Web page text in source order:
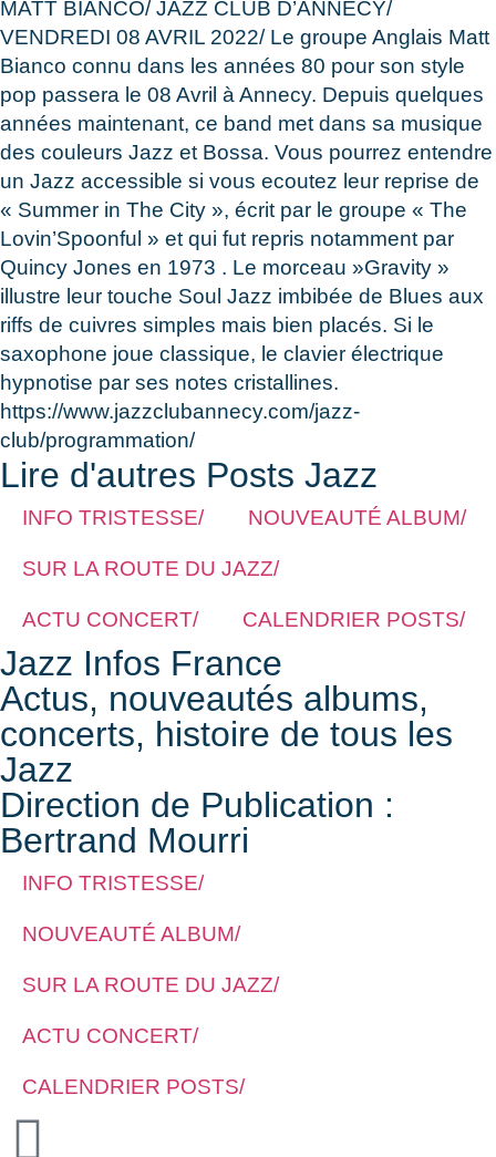
MATT BIANCO/ JAZZ CLUB D’ANNECY/
VENDREDI 08 AVRIL 2022/ Le groupe Anglais Matt
Bianco connu dans les années 80 pour son style
pop passera le 08 Avril à Annecy. Depuis quelques
années maintenant, ce band met dans sa musique
des couleurs Jazz et Bossa. Vous pourrez entendre
un Jazz accessible si vous ecoutez leur reprise de
« Summer in The City », écrit par le groupe « The
Lovin’Spoonful » et qui fut repris notamment par
Quincy Jones en 1973 . Le morceau »Gravity »
illustre leur touche Soul Jazz imbibée de Blues aux
riffs de cuivres simples mais bien placés. Si le
saxophone joue classique, le clavier électrique
hypnotise par ses notes cristallines.
https://www.jazzclubannecy.com/jazz-
club/programmation/
Lire d'autres Posts Jazz
INFO TRISTESSE/ NOUVEAUTÉ ALBUM/
SUR LA ROUTE DU JAZZ/
ACTU CONCERT/ CALENDRIER POSTS/
Jazz Infos France
Actus, nouveautés albums,
concerts, histoire de tous les
Jazz
Direction de Publication :
Bertrand Mourri
INFO TRISTESSE/
NOUVEAUTÉ ALBUM/
SUR LA ROUTE DU JAZZ/
ACTU CONCERT/
CALENDRIER POSTS/